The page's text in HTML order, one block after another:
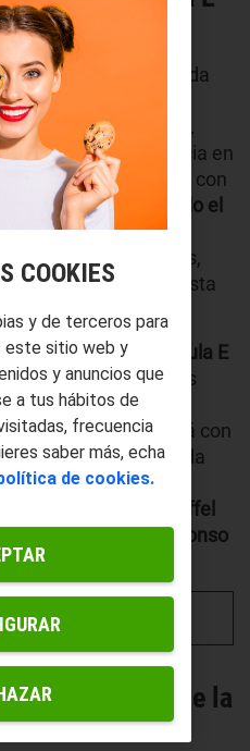
E aumenta con cada
2019 tuvo unos
millones de dólares .
Y su presencia en
en más de un 200%, con
espectadores en todo el
si tenemos en
principales escuadras,
no han debutado hasta
a la Fórmula E
años. Por lo que las
son enormes. En la
competición contará con
la parrilla de salida
Y podremos
nivel como
Stoffel
de Fernando Alonso
mucho más
los autos de la
COOKIES
y de terceros para
este sitio web y
y anuncios que
a tus hábitos de
frecuencia
saber más, echa
de cookies.